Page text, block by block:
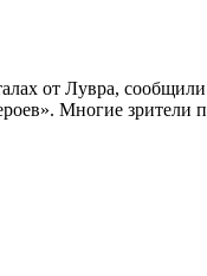
от Лувра,
Многие